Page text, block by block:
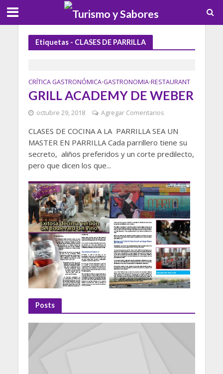
Etiquetas - CLASES DE PARRILLA
CRÍTICA GASTRONÓMICA•GASTRONOMIA•RESTAURANT
GRILL ACADEMY DE WEBER
octubre 29, 2018 Agregar Comentarios
CLASES DE COCINA A LA PARRILLA SEA UN
MASTER EN PARRILLA Cada parrillero tiene su
secreto, aliños preferidos y un corte predilecto,
pero que dicen los que...
Posts